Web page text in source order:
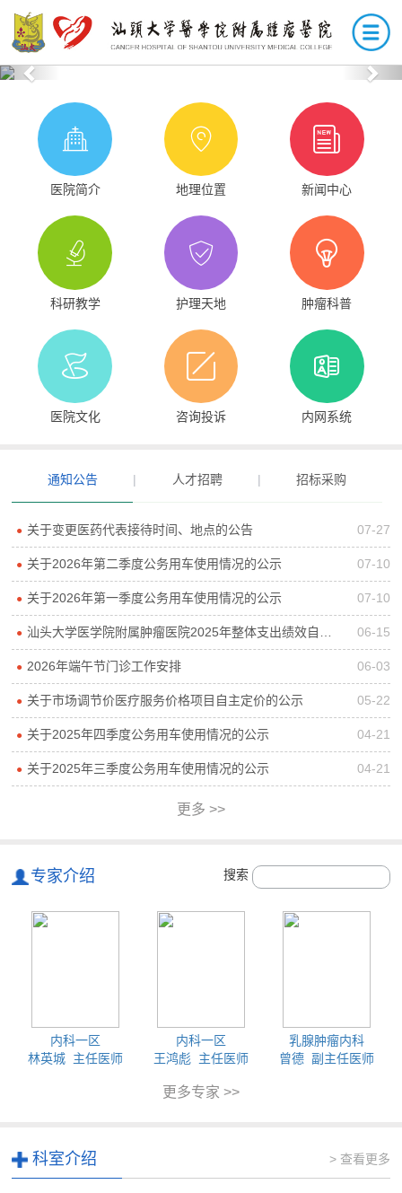
Previous
医院简介 地理位置 新闻中心
科研教学 护理天地 肿瘤科普
医院文化 咨询投诉 内网系统
通知公告 | 人才招聘 | 招标采购
● 关于变更医药代表接待时间、地点的公告 07-27
● 关于2026年第二季度公务用车使用情况的公示 07-10
● 关于2026年第一季度公务用车使用情况的公示 07-10
● 汕头大学医学院附属肿瘤医院2025年整体支出绩效自评报告 06-15
● 2026年端午节门诊工作安排 06-03
● 关于市场调节价医疗服务价格项目自主定价的公示 05-22
● 关于2025年四季度公务用车使用情况的公示 04-21
● 关于2025年三季度公务用车使用情况的公示 04-21
更多 >>
专家介绍 搜索
内科一区
林英城 主任医师
内科一区
王鸿彪 主任医师
乳腺肿瘤内科
曾德 副主任医师
更多专家 >>
科室介绍 > 查看更多